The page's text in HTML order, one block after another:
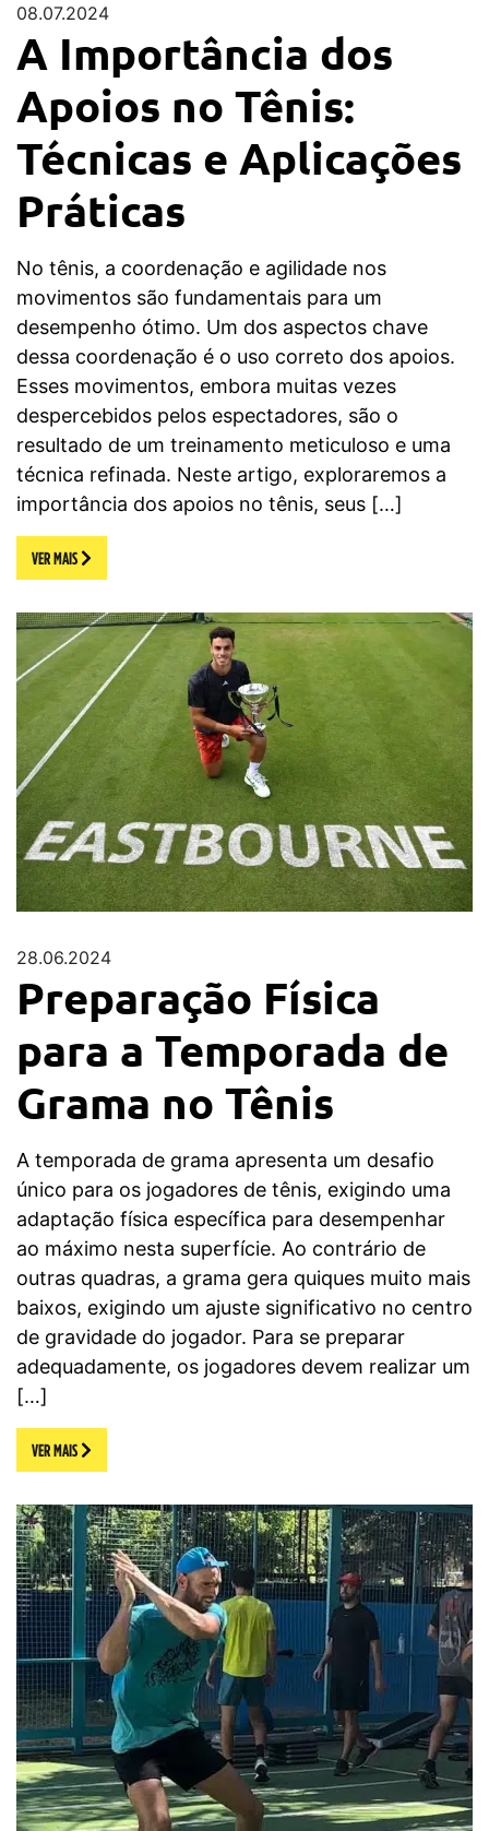
08.07.2024
A Importância dos
Apoios no Tênis:
Técnicas e Aplicações
Práticas
No tênis, a coordenação e agilidade nos
movimentos são fundamentais para um
desempenho ótimo. Um dos aspectos chave
dessa coordenação é o uso correto dos apoios.
Esses movimentos, embora muitas vezes
despercebidos pelos espectadores, são o
resultado de um treinamento meticuloso e uma
técnica refinada. Neste artigo, exploraremos a
importância dos apoios no tênis, seus […]
VER MAIS
28.06.2024
Preparação Física
para a Temporada de
Grama no Tênis
A temporada de grama apresenta um desafio
único para os jogadores de tênis, exigindo uma
adaptação física específica para desempenhar
ao máximo nesta superfície. Ao contrário de
outras quadras, a grama gera quiques muito mais
baixos, exigindo um ajuste significativo no centro
de gravidade do jogador. Para se preparar
adequadamente, os jogadores devem realizar um
[…]
VER MAIS